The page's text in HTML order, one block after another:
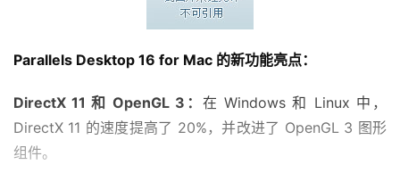
Parallels Desktop 16 for Mac 的新功能亮点：
DirectX 11 和 OpenGL 3： 在 Windows 和 Linux 中，
DirectX 11 的速度提高了 20%，并改进了 OpenGL 3 图形
组件。